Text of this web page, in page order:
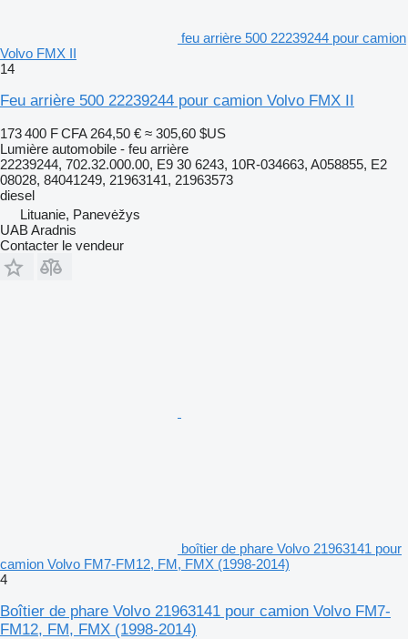
feu arrière 500 22239244 pour camion
Volvo FMX II
14
Feu arrière 500 22239244 pour camion Volvo FMX II
173 400 F CFA 264,50 € ≈ 305,60 $US
Lumière automobile - feu arrière
22239244, 702.32.000.00, E9 30 6243, 10R-034663, A058855, E2
08028, 84041249, 21963141, 21963573
diesel
Lituanie, Panevėžys
UAB Aradnis
Contacter le vendeur
boîtier de phare Volvo 21963141 pour
camion Volvo FM7-FM12, FM, FMX (1998-2014)
4
Boîtier de phare Volvo 21963141 pour camion Volvo FM7-
FM12, FM, FMX (1998-2014)